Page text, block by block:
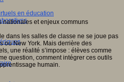
en éducation
dans les salles de classe ne se joue pas
ou New York. Mais derrière des
une réalité s’impose : élèves comme
question, comment intégrer ces outils
humain.